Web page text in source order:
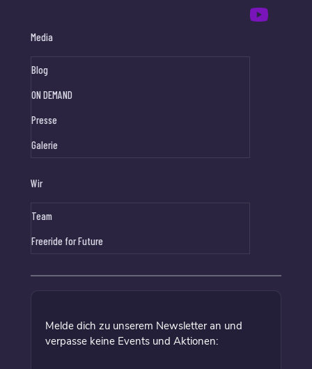
Media
Blog
ON DEMAND
Presse
Galerie
Wir
Team
Freeride for Future
Melde dich zu unserem Newsletter an und
verpasse keine Events und Aktionen: